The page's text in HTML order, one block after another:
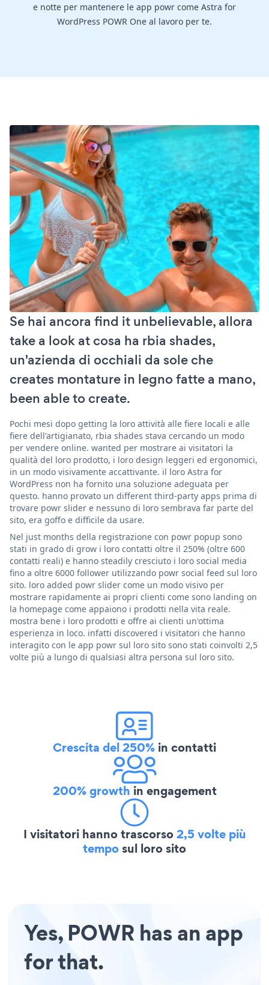
e notte per mantenere le app powr come Astra for
WordPress POWR One al lavoro per te.
Se hai ancora find it unbelievable, allora
take a look at cosa ha rbia shades,
un'azienda di occhiali da sole che
creates montature in legno fatte a mano,
been able to create.
Pochi mesi dopo getting la loro attività alle fiere locali e alle
fiere dell'artigianato, rbia shades stava cercando un modo
per vendere online. wanted per mostrare ai visitatori la
qualità del loro prodotto, i loro design leggeri ed ergonomici,
in un modo visivamente accattivante. il loro Astra for
WordPress non ha fornito una soluzione adeguata per
questo. hanno provato un different third-party apps prima di
trovare powr slider e nessuno di loro sembrava far parte del
sito, era goffo e difficile da usare.
Nel just months della registrazione con powr popup sono
stati in grado di grow i loro contatti oltre il 250% (oltre 600
contatti reali) e hanno steadily cresciuto i loro social media
fino a oltre 6000 follower utilizzando powr social feed sul loro
sito. loro added powr slider come un modo visivo per
mostrare rapidamente ai propri clienti come sono landing on
la homepage come appaiono i prodotti nella vita reale.
mostra bene i loro prodotti e offre ai clienti un'ottima
esperienza in loco. infatti discovered i visitatori che hanno
interagito con le app powr sul loro sito sono stati coinvolti 2,5
volte più a lungo di qualsiasi altra persona sul loro sito.
Crescita del 250% in contatti
200% growth in engagement
I visitatori hanno trascorso2,5 volte più
temposul loro sito
Yes, POWR has an app
for that.